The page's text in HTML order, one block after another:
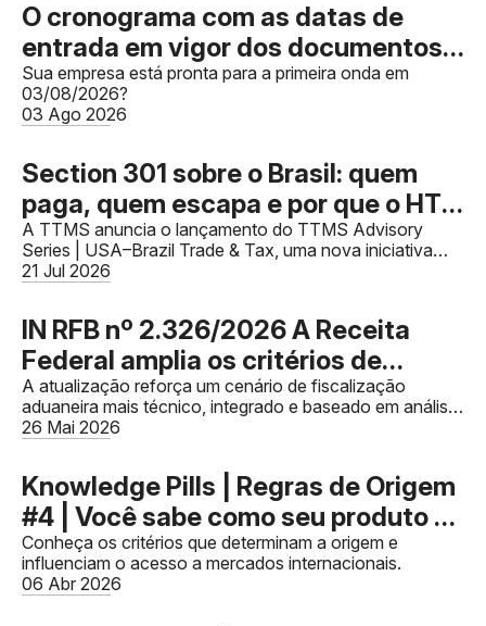
O cronograma com as datas de
entrada em vigor dos documentos
fiscais foi publicado, mas a falta de
IBS e CBS não impedirão as
Sua empresa está pronta para a primeira onda em
03/08/2026?
03 Ago 2026
Section 301 sobre o Brasil: quem
paga, quem escapa e por que o HTS
decide
A TTMS anuncia o lançamento do TTMS Advisory
Series | USA–Brazil Trade & Tax, uma nova iniciativa
dedicada a compartilhar conhecimento especializado
21 Jul 2026
IN RFB nº 2.326/2026 A Receita
Federal amplia os critérios de
fiscalização sobre valor aduaneiro e
reforça a integração entre
tributário.
A atualização reforça um cenário de fiscalização
aduaneira mais técnico, integrado e baseado em análise
de risco.
26 Mai 2026
Knowledge Pills | Regras de Origem
#4 | Você sabe como seu produto se
torna originário?
Conheça os critérios que determinam a origem e
influenciam o acesso a mercados internacionais.
06 Abr 2026